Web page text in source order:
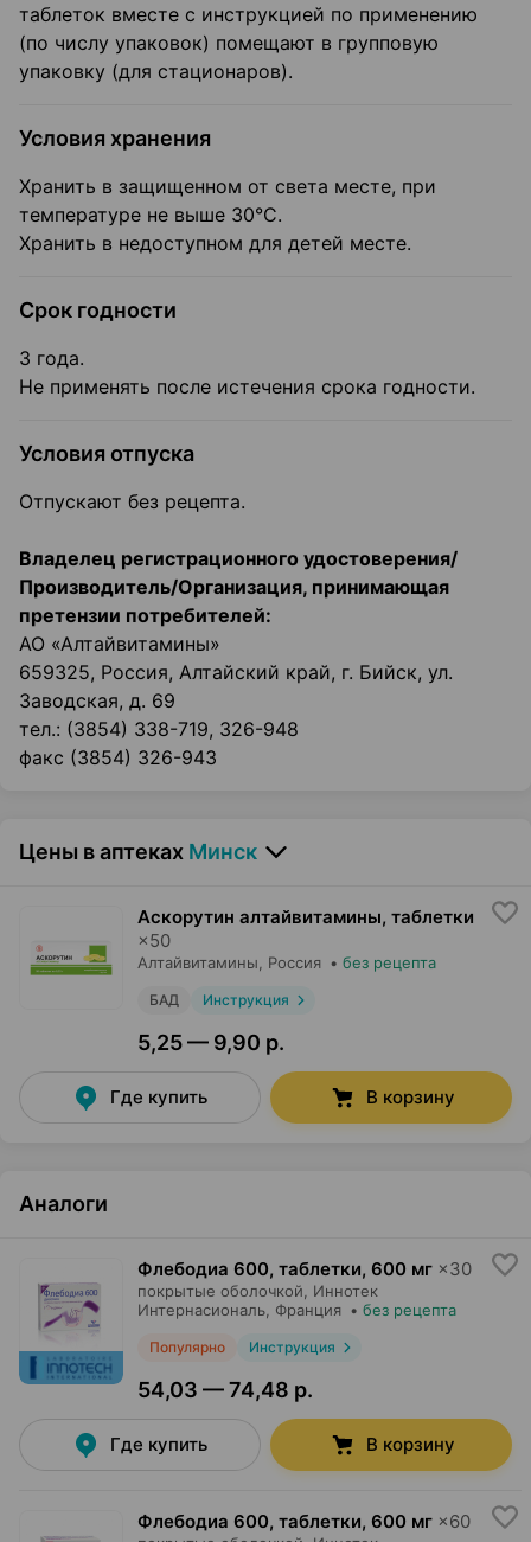
таблеток вместе с инструкцией по применению
(по числу упаковок) помещают в групповую
упаковку (для стационаров).
Условия хранения
Хранить в защищенном от света месте, при
температуре не выше 30°С.
Хранить в недоступном для детей месте.
Срок годности
3 года.
Не применять после истечения срока годности.
Условия отпуска
Отпускают без рецепта.
Владелец регистрационного удостоверения/
Производитель/Организация, принимающая
претензии потребителей:
АО «Алтайвитамины»
659325, Россия, Алтайский край, г. Бийск, ул.
Заводская, д. 69
тел.: (3854) 338-719, 326-948
факс (3854) 326-943
Цены в аптеках Минск
Аскорутин алтайвитамины, таблетки
×50
Алтайвитамины, Россия • без рецепта
БАД Инструкция
5,25 — 9,90 р.
Где купить В корзину
Аналоги
Флебодиа 600, таблетки, 600 мг ×30
покрытые оболочкой, Иннотек
Интернасиональ, Франция • без рецепта
Популярно Инструкция
54,03 — 74,48 р.
Где купить В корзину
Флебодиа 600, таблетки, 600 мг ×60